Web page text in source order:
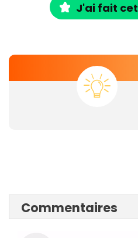
J'ai fait
Commentaires